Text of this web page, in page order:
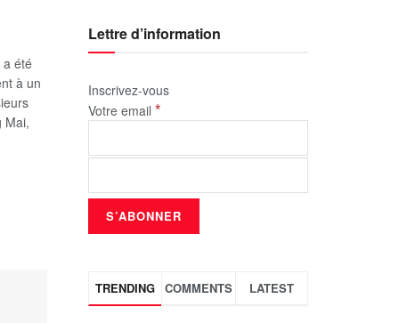
a été
à un
Mai,
Lettre d’information
Inscrivez-vous
Votre email *
TRENDING COMMENTS LATEST